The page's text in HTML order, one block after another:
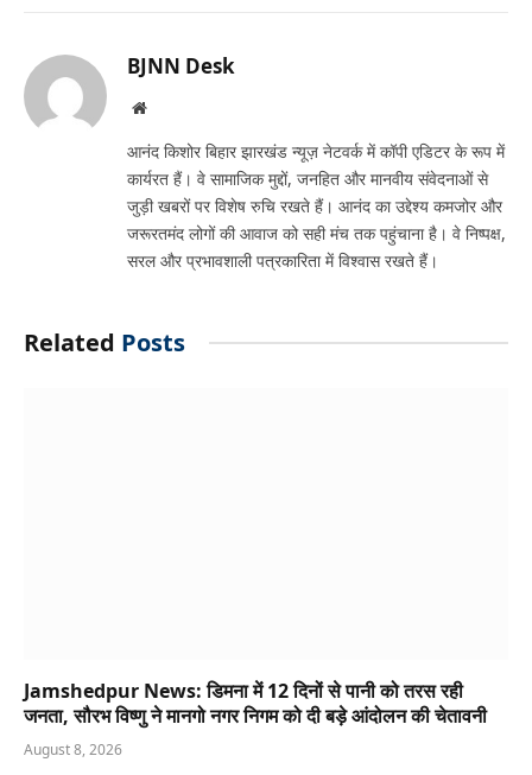
BJNN Desk
Website
आनंद किशोर बिहार झारखंड न्यूज़ नेटवर्क में कॉपी एडिटर के रूप में
कार्यरत हैं। वे सामाजिक मुद्दों, जनहित और मानवीय संवेदनाओं से
जुड़ी खबरों पर विशेष रुचि रखते हैं। आनंद का उद्देश्य कमजोर और
जरूरतमंद लोगों की आवाज को सही मंच तक पहुंचाना है। वे निष्पक्ष,
सरल और प्रभावशाली पत्रकारिता में विश्वास रखते हैं।
Related Posts
Jamshedpur News: डिमना में 12 दिनों से पानी को तरस रही
जनता, सौरभ विष्णु ने मानगो नगर निगम को दी बड़े आंदोलन की चेतावनी
August 8, 2026